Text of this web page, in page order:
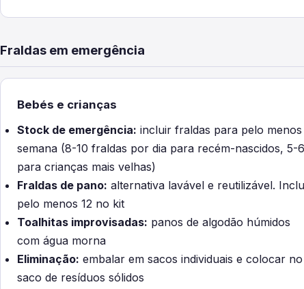
Fraldas em emergência
Bebés e crianças
Stock de emergência: incluir fraldas para pelo menos
semana (8-10 fraldas por dia para recém-nascidos, 5-6
para crianças mais velhas)
Fraldas de pano: alternativa lavável e reutilizável.
pelo menos 12 no kit
Toalhitas improvisadas: panos de algodão húmidos
com água morna
Eliminação: embalar em sacos individuais e colocar no
saco de resíduos sólidos